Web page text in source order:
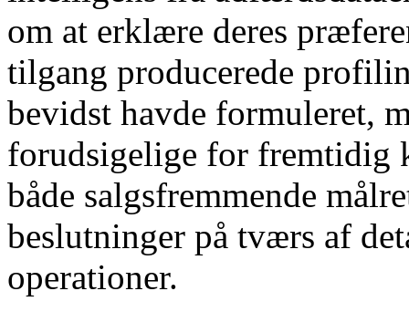
om at erklære deres
tilgang producerede
bevidst havde formuleret,
forudsigelige for fremtidig
både salgsfremmende
beslutninger på tværs af
operationer.